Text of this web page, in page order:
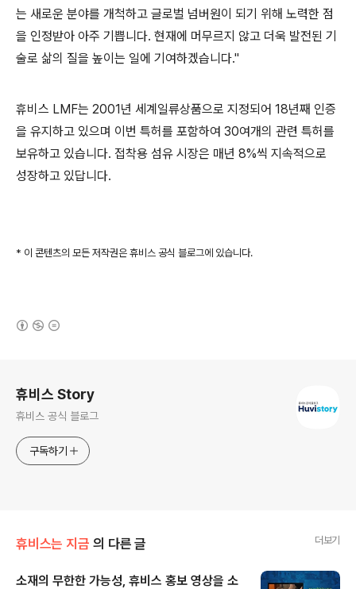
는 새로운 분야를 개척하고 글로벌 넘버원이 되기 위해 노력한 점
을 인정받아 아주 기쁩니다. 현재에 머무르지 않고 더욱 발전된 기
술로 삶의 질을 높이는 일에 기여하겠습니다."
휴비스 LMF는 2001년 세계일류상품으로 지정되어 18년째 인증
을 유지하고 있으며 이번 특허를 포함하여 30여개의 관련 특허를
보유하고 있습니다. 접착용 섬유 시장은 매년 8%씩 지속적으로
성장하고 있답니다.
* 이 콘텐츠의 모든 저작권은 휴비스 공식 블로그에 있습니다.
휴비스 Story
휴비스 공식 블로그
구독하기
휴비스는 지금 의 다른 글 더보기
소재의 무한한 가능성, 휴비스 홍보 영상을 소